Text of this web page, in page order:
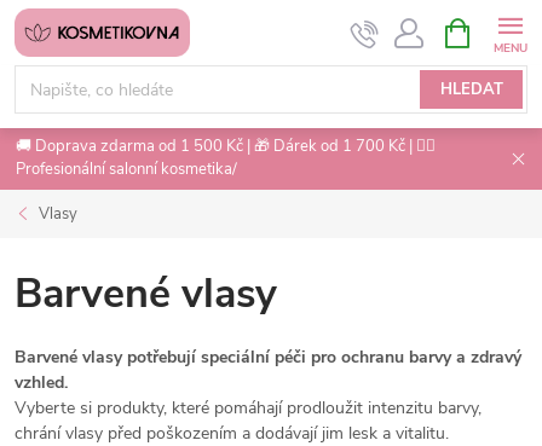
Přejít
obsah
HLEDAT
NÁKUPNÍ
KOŠÍK
🚚 Doprava zdarma od 1 500 Kč | 🎁 Dárek od 1 700 Kč | 💇‍♀️
Profesionální salonní kosmetika/
Vlasy
Barvené vlasy
Barvené vlasy potřebují speciální péči pro ochranu barvy a zdravý
vzhled.
Vyberte si produkty, které pomáhají prodloužit intenzitu barvy,
chrání vlasy před poškozením a dodávají jim lesk a vitalitu.